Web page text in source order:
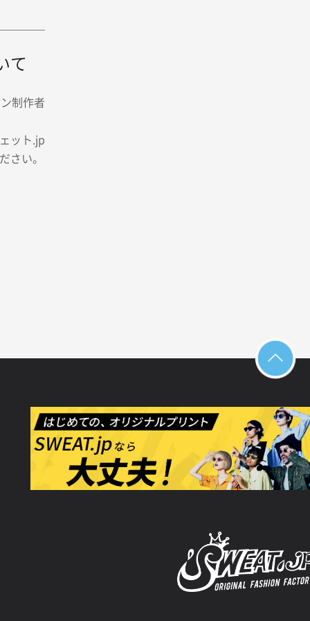
て
制作者
ット.jp
さい。